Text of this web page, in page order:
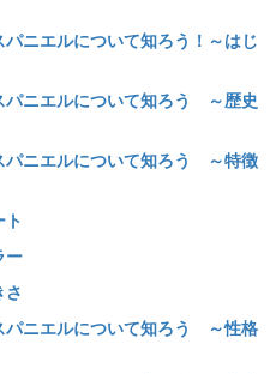
ニエルについて知ろう！～はじ
パニエルについて知ろう ～歴史
パニエルについて知ろう ～特徴
ー
パニエルについて知ろう ～性格